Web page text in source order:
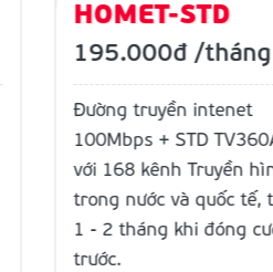
HOMET-STD
195.000đ /tháng
Đường truyền intenet
100Mbps + STD
với 168 kênh Truyền
trong nước và quốc tế,
1 - 2 tháng khi đóng
trước.